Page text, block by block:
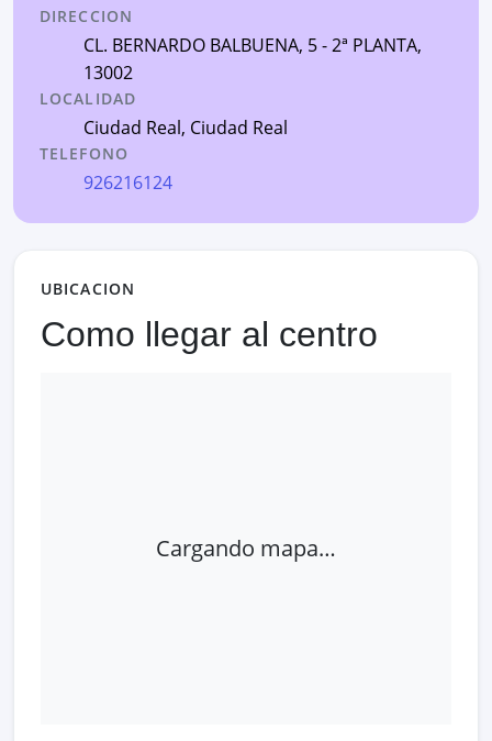
DIRECCION
CL. BERNARDO BALBUENA, 5 - 2ª PLANTA,
13002
LOCALIDAD
Ciudad Real, Ciudad Real
TELEFONO
926216124
UBICACION
Como llegar al centro
Cargando mapa…